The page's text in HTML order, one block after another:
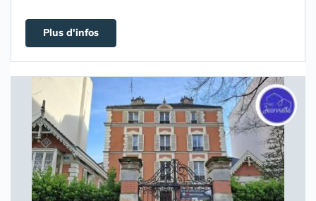
Plus d'infos